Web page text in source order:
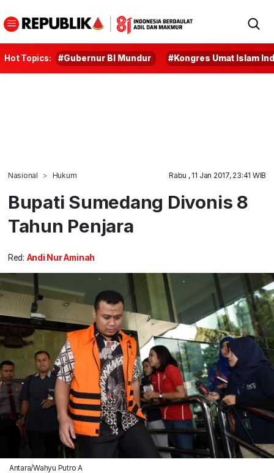
Hot Topics: #Gubernur BI Mundur #Kongres Umat Islam
Nasional Hukum Rabu , 11 Jan 2017, 23:41 WIB
Bupati Sumedang Divonis 8
Tahun Penjara
Red: Andi Nur Aminah
Antara/Wahyu Putro A